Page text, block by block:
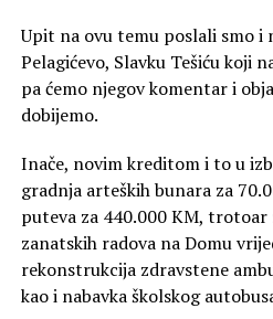
Upit na ovu temu poslali smo i
Pelagićevo, Slavku Tešiću koji
pa ćemo njegov komentar i
dobijemo.
Inače, novim kreditom i to u
gradnja arteških bunara za
puteva za 440.000 KM, trotoar
zanatskih radova na Domu
rekonstrukcija zdravstene
kao i nabavka školskog